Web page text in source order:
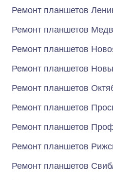
Ремонт планшетов
Ремонт планшетов
Ремонт планшетов
Ремонт планшетов
Ремонт планшетов
Ремонт планшетов
Ремонт планшетов
Ремонт планшетов
Ремонт планшетов